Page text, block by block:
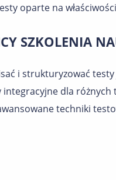
oparte na
SZKOLENIA
i strukturyzować
integracyjne dla różnych
techniki